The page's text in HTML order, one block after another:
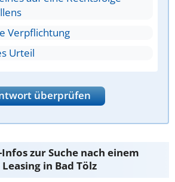
Verpflichtung
Urteil
überprüfen
zur Suche nach einem
in Bad Tölz